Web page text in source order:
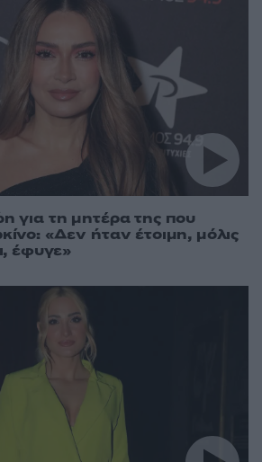
για τη μητέρα της που
«Δεν ήταν έτοιμη, μόλις
έφυγε»